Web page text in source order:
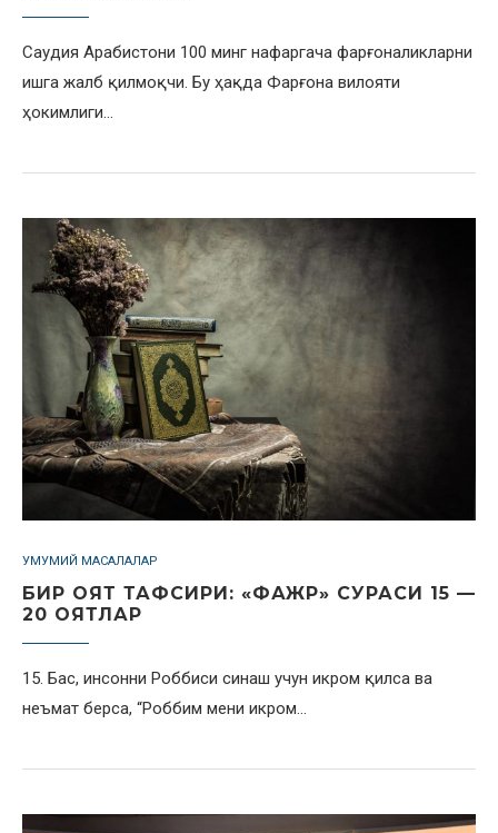
Саудия Арабистони 100 минг нафаргача фарғоналикларни
ишга жалб қилмоқчи. Бу ҳақда Фарғона вилояти
ҳокимлиги…
УМУМИЙ МАСАЛАЛАР
БИР ОЯТ ТАФСИРИ: «ФАЖР» СУРАСИ 15 —
20 ОЯТЛАР
15. Бас, инсонни Роббиси синаш учун икром қилса ва
неъмат берса, “Роббим мени икром…